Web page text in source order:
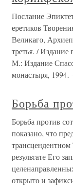
Послание
еретиков
Великаго,
третья. /
М.: Издание
монастыря,
Борьба
Борьба против
показано, что
результате Его
открыто и